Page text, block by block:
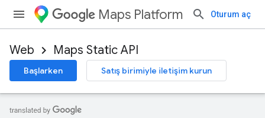
Maps Platform Oturum aç
Web Maps Static API
Başlarken Satış birimiyle iletişim kurun